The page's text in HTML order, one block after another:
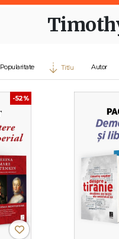
Popularitate Titlu Autor
-52%